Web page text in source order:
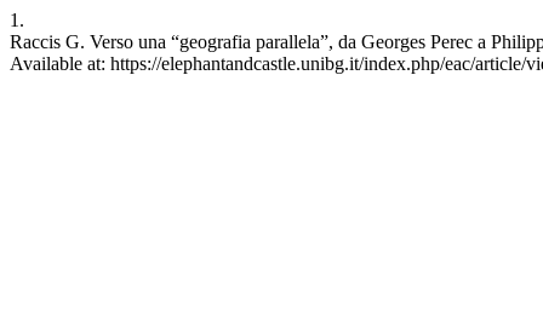
1.
Raccis G. Verso una “geografia parallela”, da Georges Perec a
Available at: https://elephantandcastle.unibg.it/index.php/eac/article/